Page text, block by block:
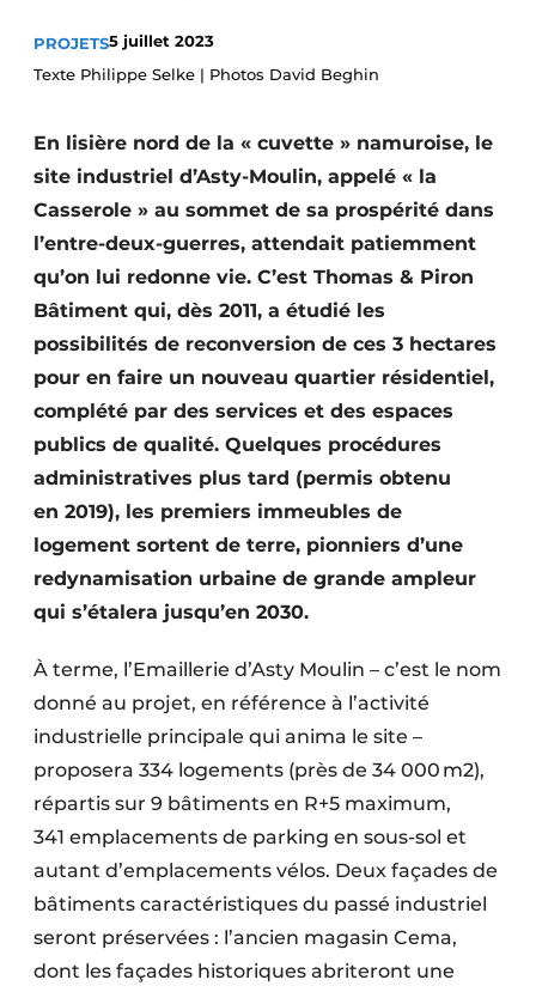
Video’s
Construction bois
Contrôle d’accès
Éclairage
Fondations
Façades
Géotextiles
Infrastructures souterraines et égouttage
Protection solaire
Rénovation
Sécurité incendie
Techniques ferroviaires
Travaux ferroviaires
PROJETS5 juillet 2023
Texte Philippe Selke | Photos David Beghin
En lisière nord de la « cuvette » namuroise, le
site industriel d’Asty-Moulin, appelé « la
Casserole » au sommet de sa prospérité dans
l’entre-deux-guerres, attendait patiemment
qu’on lui redonne vie. C’est Thomas & Piron
Bâtiment qui, dès 2011, a étudié les
possibilités de reconversion de ces 3 hectares
pour en faire un nouveau quartier résidentiel,
complété par des services et des espaces
publics de qualité. Quelques procédures
administratives plus tard (permis obtenu
en 2019), les premiers immeubles de
logement sortent de terre, pionniers d’une
redynamisation urbaine de grande ampleur
qui s’étalera jusqu’en 2030.
À terme, l’Emaillerie d’Asty Moulin – c’est le nom
donné au projet, en référence à l’activité
industrielle principale qui anima le site –
proposera 334 logements (près de 34 000 m2),
répartis sur 9 bâtiments en R+5 maximum,
341 emplacements de parking en sous-sol et
autant d’emplacements vélos. Deux façades de
bâtiments caractéristiques du passé industriel
seront préservées : l’ancien magasin Cema,
dont les façades historiques abriteront une